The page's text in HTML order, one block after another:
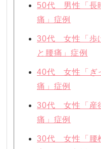
50代 男性「長
痛」症例
30代 女性「歩
と腰痛」症例
40代 女性「ぎ
痛」症例
30代 女性「産
痛」症例
30代 女性「腰